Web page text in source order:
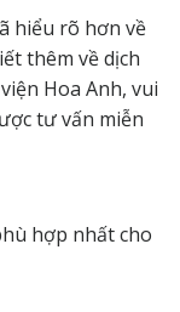
hiểu rõ hơn về
thêm về dịch
Hoa Anh, vui
tư vấn miễn
hợp nhất cho